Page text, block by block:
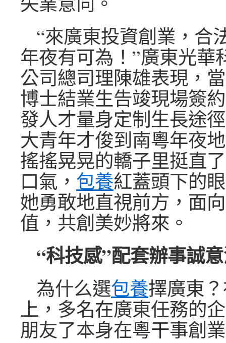
“來廣東投資創業，合
年夜有可為！”廣東光華
公司總司理陳雄表現，
博士結業生告竣現場簽
發人才量身定制生長途
大青年才俊到南粵年夜
搖搖晃晃的轎子里挺直
口氣， 包養紅蓋頭下的
她勇敢地直視前方，面
值，共創美妙將來。
“科技感”配套辦事誠
為什么選包養擇廣東
上，多名在廣東任務的
朋友了本身在粵干事創